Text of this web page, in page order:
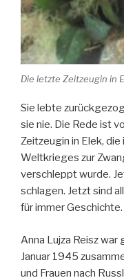
Die letzte Zeitzeugin in
Sie lebte
sie nie. Die Rede ist
Zeitzeugin in Elek,
Weltkrieges zur
verschleppt wurde.
schlagen. Jetzt sind
für immer Geschichte.
Anna Lujza Reisz war
Januar 1945
und Frauen nach